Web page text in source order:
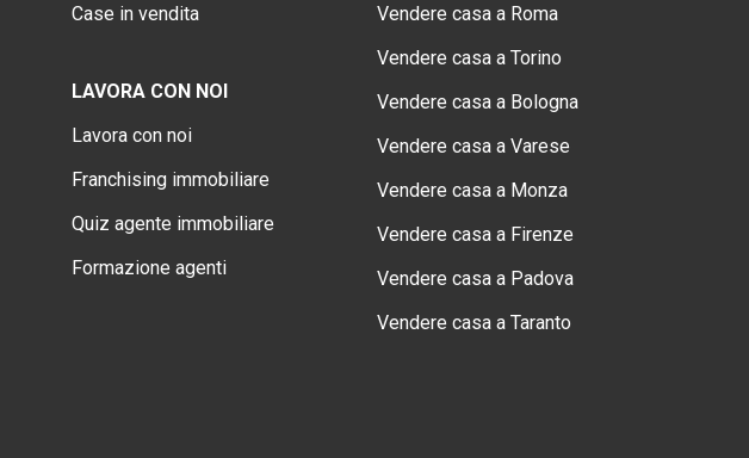
Case in vendita
LAVORA CON NOI
Lavora con noi
Franchising immobiliare
Quiz agente immobiliare
Formazione agenti
Vendere casa a Roma
Vendere casa a Torino
Vendere casa a Bologna
Vendere casa a Varese
Vendere casa a Monza
Vendere casa a Firenze
Vendere casa a Padova
Vendere casa a Taranto